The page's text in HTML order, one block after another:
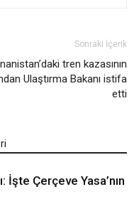
Sonraki İçerik
tren kazasının
Ulaştırma Bakanı istifa
etti
İşte Çerçeve Yasa’nın